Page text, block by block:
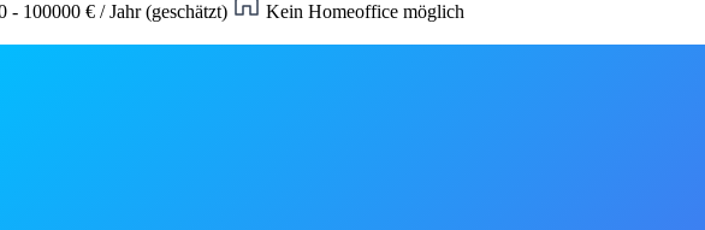
- 100000 € / Jahr (geschätzt)
Kein Homeoffice möglich